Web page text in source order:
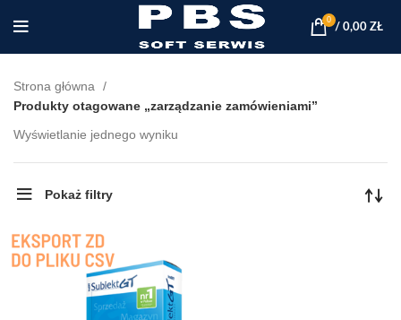
0
/ 0,00 ZŁ
Strona główna
Produkty otagowane „zarządzanie zamówieniami”
Wyświetlanie jednego wyniku
Pokaż filtry